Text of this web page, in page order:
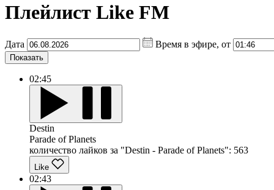
Плейлист Like FM
Дата Время в эфире, от
Показать
02:45
Destin
Parade of Planets
количество лайков за "Destin - Parade of Planets": 563
Like
02:43